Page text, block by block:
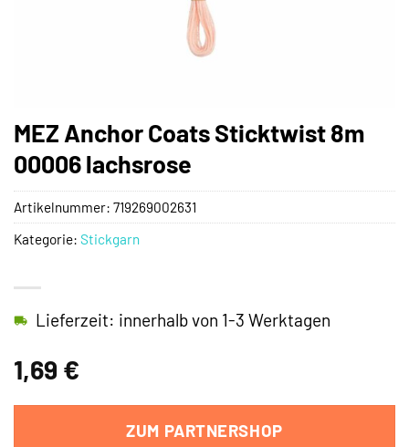
MEZ Anchor Coats Sticktwist 8m
00006 lachsrose
1,69 €
Lieferzeit: innerhalb von 1-3 Werktagen
ZUM PARTNERSHOP
Artikelnummer: 719269002631
Kategorie: Stickgarn